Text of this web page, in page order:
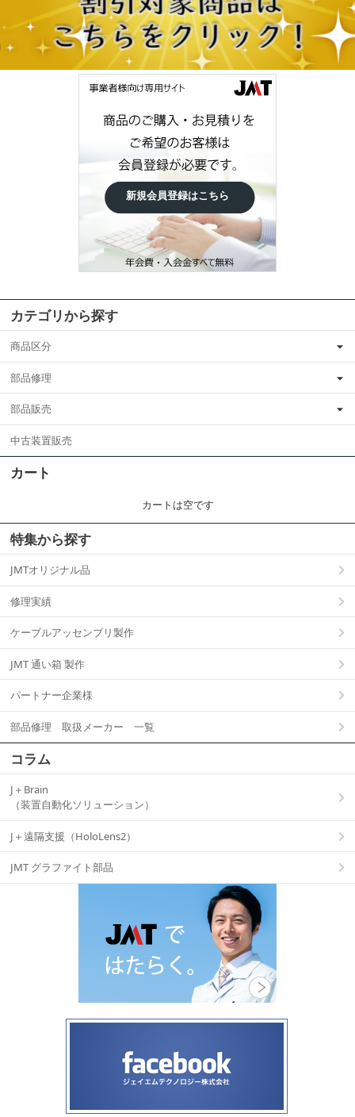
新規会員登録はこちら
カテゴリから探す
商品区分
部品修理
部品販売
中古装置販売
カート
カートは空です
特集から探す
JMTオリジナル品
修理実績
ケーブルアッセンブリ製作
JMT 通い箱 製作
パートナー企業様
部品修理 取扱メーカー 一覧
コラム
J＋Brain
（装置自動化ソリューション）
J＋遠隔支援（HoloLens2）
JMT グラファイト部品